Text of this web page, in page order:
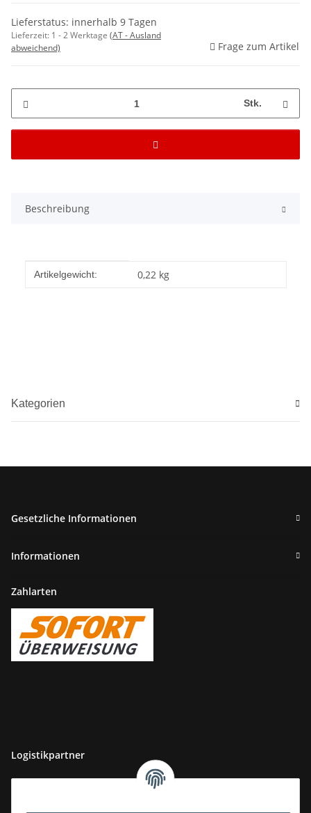
Lieferstatus: innerhalb 9 Tagen
Lieferzeit: 1 - 2 Werktage (AT - Ausland
abweichend)
Frage zum Artikel
Stk.
Beschreibung
Produkteigenschaft
Wert
Artikelgewicht: 0,22 kg
Kategorien
Gesetzliche Informationen
Informationen
Zahlarten
Logistikpartner